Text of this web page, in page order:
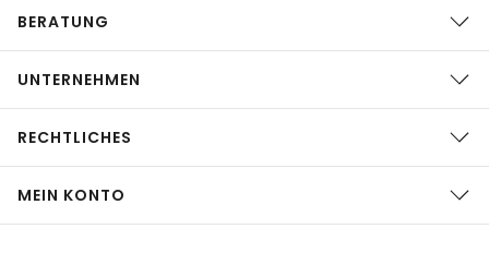
BERATUNG
UNTERNEHMEN
RECHTLICHES
MEIN KONTO